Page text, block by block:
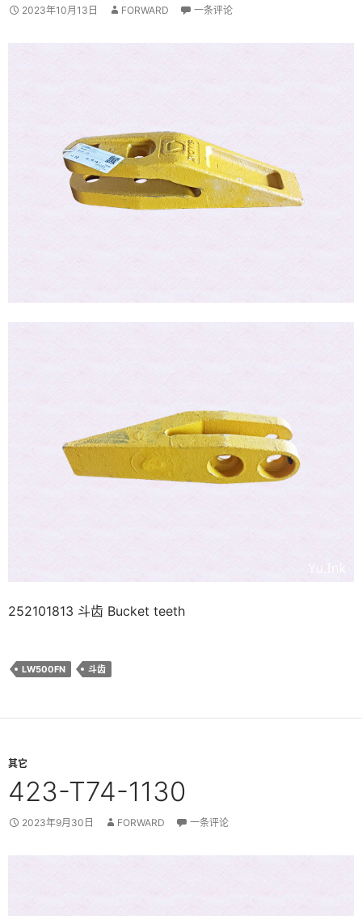
2023年10月13日 FORWARD 一条评论
252101813 斗齿 Bucket teeth
LW500FN 斗齿
其它
423-T74-1130
2023年9月30日 FORWARD 一条评论